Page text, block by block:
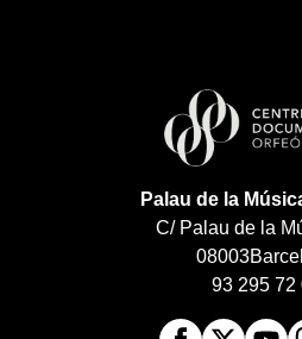
Palau de la
C/ Palau de la
08003
93 295 72